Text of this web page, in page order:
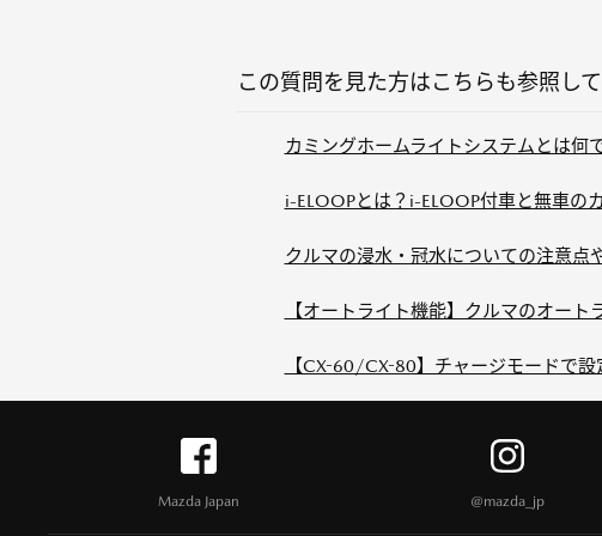
この質問を見た方はこちらも参照し
カミングホームライトシステムとは何
i-ELOOPとは？i-ELOOP付車と無車の
クルマの浸水・冠水についての注意点
【オートライト機能】クルマのオー
【CX-60/CX-80】チャージモードで
Mazda Japan @mazda_jp